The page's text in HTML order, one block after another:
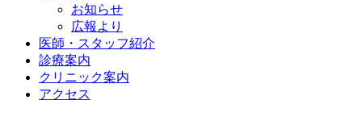
お知らせ
広報より
医師・スタッフ紹介
診療案内
クリニック案内
アクセス